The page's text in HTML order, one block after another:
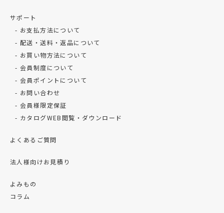
サポート
お支払方法について
配送・送料・返品について
お買い物方法について
会員制度について
会員ポイントについて
お問い合わせ
会員様限定保証
カタログWEB閲覧・ダウンロード
よくあるご質問
法人様向けお見積り
よみもの
コラム